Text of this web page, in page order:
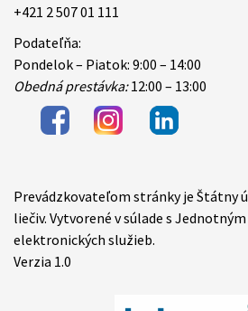
+421 2 507 01 111
Podateľňa:
Pondelok – Piatok: 9:00 – 14:00
Obedná prestávka:12:00 – 13:00
Items
Prevádzkovateľom stránky je Štátny
liečiv. Vytvorené v súlade s
elektronických služieb.
Verzia 1.0